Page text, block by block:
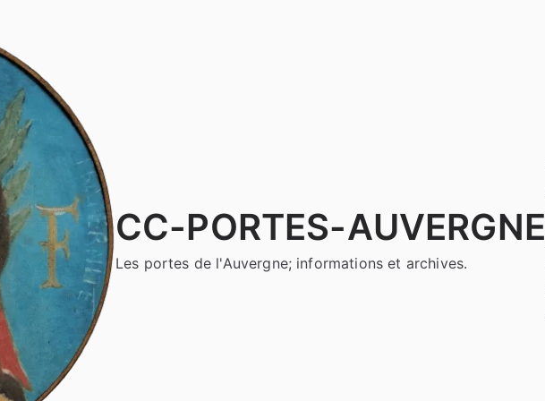
CC-PORTES-AUVERGNE
Les portes de l'Auvergne; informations et archives.